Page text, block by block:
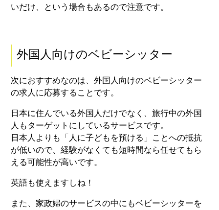
いだけ、という場合もあるので注意です。
外国人向けのベビーシッター
次におすすめなのは、外国人向けのベビーシッター
の求人に応募することです。
日本に住んでいる外国人だけでなく、旅行中の外国
人もターゲットにしているサービスです。
日本人よりも「人に子どもを預ける」ことへの抵抗
が低いので、経験がなくても短時間なら任せてもら
える可能性が高いです。
英語も使えますしね！
また、家政婦のサービスの中にもベビーシッターを